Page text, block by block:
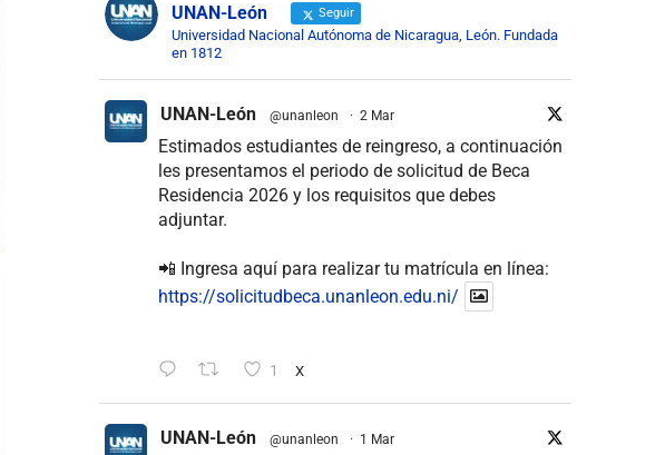
UNAN-León Seguir
Universidad Nacional Autónoma de Nicaragua, León. Fundada
en 1812
UNAN-León @unanleon · 2 Mar
Estimados estudiantes de reingreso, a continuación
les presentamos el periodo de solicitud de Beca
Residencia 2026 y los requisitos que debes
adjuntar.
📲 Ingresa aquí para realizar tu matrícula en línea:
https://solicitudbeca.unanleon.edu.ni/
1 X
UNAN-León @unanleon · 1 Mar